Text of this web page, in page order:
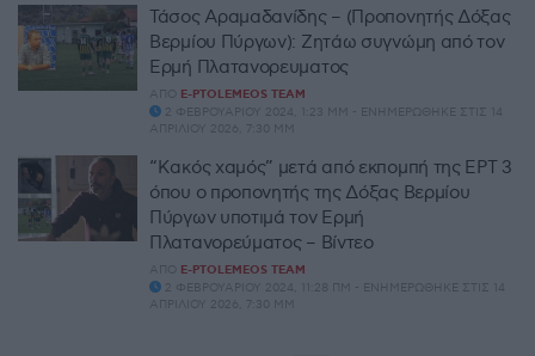
Τάσος Αραμαδανίδης – (Προπονητής Δόξας
Βερμίου Πύργων): Ζητάω συγνώμη από τον
Ερμή Πλατανορευματος
ΑΠΌ E-PTOLEMEOS TEAM
2 ΦΕΒΡΟΥΑΡΊΟΥ 2024, 1:23 ΜΜ - ΕΝΗΜΕΡΏΘΗΚΕ ΣΤΙΣ 14
ΑΠΡΙΛΊΟΥ 2026, 7:30 ΜΜ
“Κακός χαμός” μετά από εκπομπή της ΕΡΤ 3
όπου ο προπονητής της Δόξας Βερμίου
Πύργων υποτιμά τον Ερμή
Πλατανορεύματος – Βίντεο
ΑΠΌ E-PTOLEMEOS TEAM
2 ΦΕΒΡΟΥΑΡΊΟΥ 2024, 11:28 ΠΜ - ΕΝΗΜΕΡΏΘΗΚΕ ΣΤΙΣ 14
ΑΠΡΙΛΊΟΥ 2026, 7:30 ΜΜ